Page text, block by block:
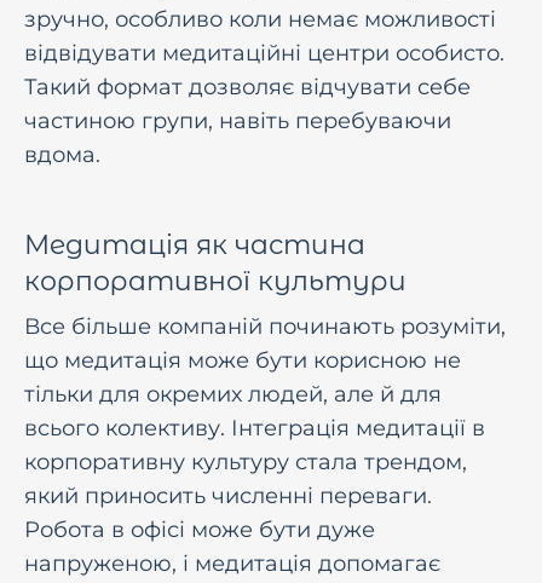
зручно, особливо коли немає можливості
відвідувати медитаційні центри особисто.
Такий формат дозволяє відчувати себе
частиною групи, навіть перебуваючи
вдома.
Медитація як частина
корпоративної культури
Все більше компаній починають розуміти,
що медитація може бути корисною не
тільки для окремих людей, але й для
всього колективу. Інтеграція медитації в
корпоративну культуру стала трендом,
який приносить численні переваги.
Робота в офісі може бути дуже
напруженою, і медитація допомагає